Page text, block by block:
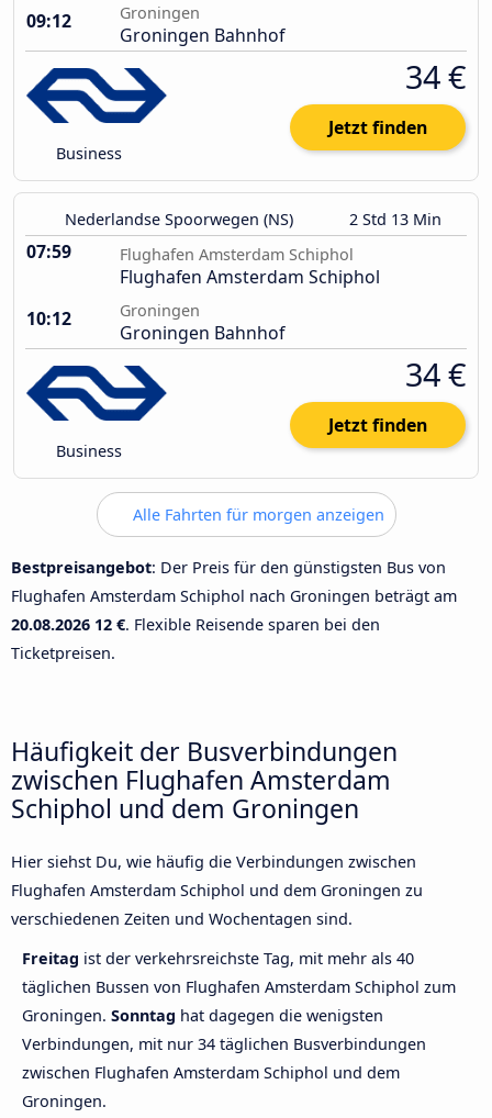
09:12
Groningen
Groningen Bahnhof
Business
34 €
Jetzt finden
Nederlandse Spoorwegen (NS) 2 Std 13 Min
07:59 Flughafen Amsterdam Schiphol
Flughafen Amsterdam Schiphol
10:12
Groningen
Groningen Bahnhof
Business
34 €
Jetzt finden
Alle Fahrten für morgen anzeigen
Bestpreisangebot: Der Preis für den günstigsten Bus von
Flughafen Amsterdam Schiphol nach Groningen beträgt am
20.08.2026 12 €. Flexible Reisende sparen bei den
Ticketpreisen.
Häufigkeit der Busverbindungen
zwischen Flughafen Amsterdam
Schiphol und dem Groningen
Hier siehst Du, wie häufig die Verbindungen zwischen
Flughafen Amsterdam Schiphol und dem Groningen zu
verschiedenen Zeiten und Wochentagen sind.
Freitag ist der verkehrsreichste Tag, mit mehr als 40
täglichen Bussen von Flughafen Amsterdam Schiphol zum
Groningen. Sonntag hat dagegen die wenigsten
Verbindungen, mit nur 34 täglichen Busverbindungen
zwischen Flughafen Amsterdam Schiphol und dem
Groningen.